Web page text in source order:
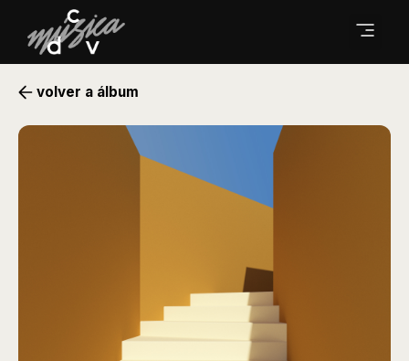
volver a álbum